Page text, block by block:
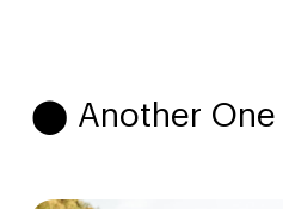
⬤ Another One